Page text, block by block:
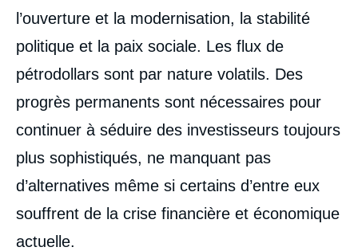
l’ouverture et la modernisation, la stabilité
politique et la paix sociale. Les flux de
pétrodollars sont par nature volatils. Des
progrès permanents sont nécessaires pour
continuer à séduire des investisseurs toujours
plus sophistiqués, ne manquant pas
d’alternatives même si certains d’entre eux
souffrent de la crise financière et économique
actuelle.